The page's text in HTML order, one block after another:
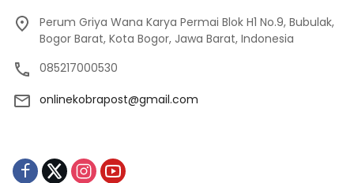
Perum Griya Wana Karya Permai Blok H1 No.9, Bubulak,
Bogor Barat, Kota Bogor, Jawa Barat, Indonesia
085217000530
onlinekobrapost@gmail.com